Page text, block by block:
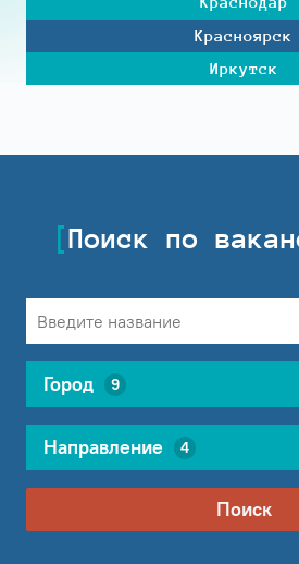
Красноярск
Иркутск
Поиск по
Город 9
Направление 4
Поиск